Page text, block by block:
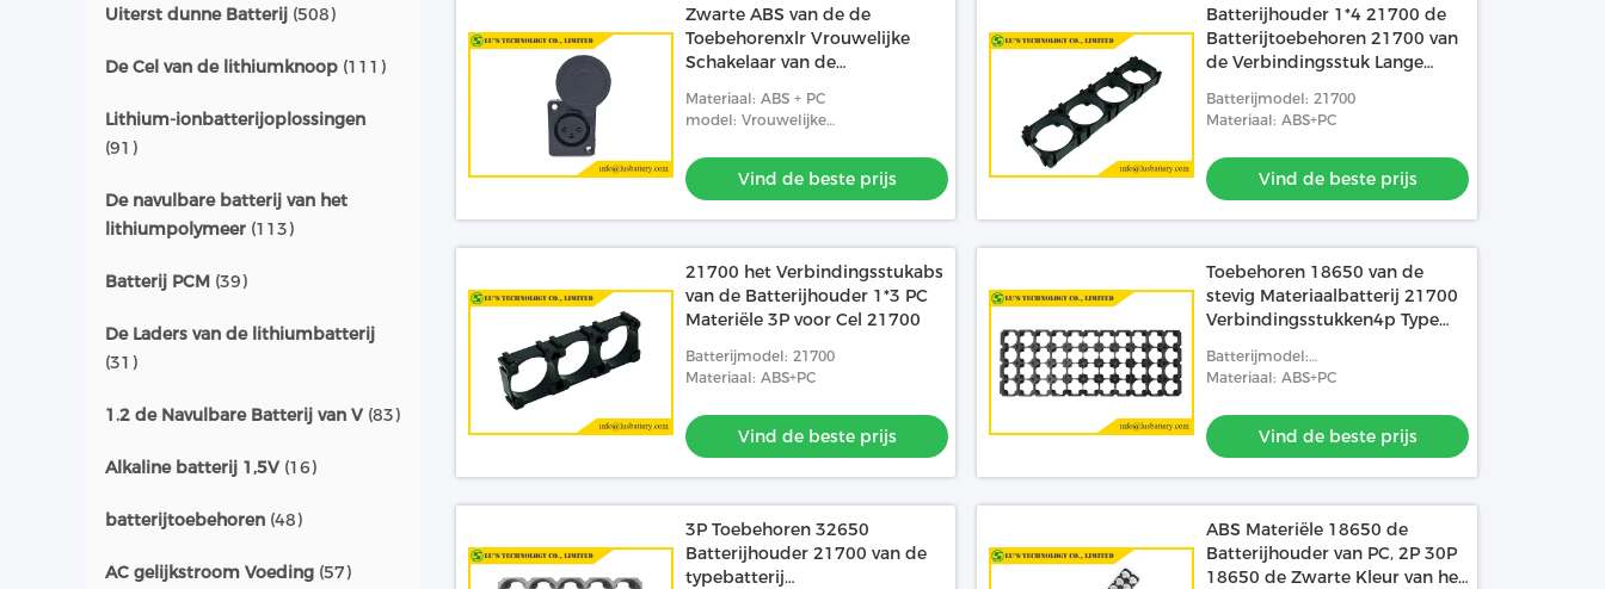
Uiterst dunne Batterij (508)
De Cel van de lithiumknoop (111)
Lithium-ionbatterijoplossingen
(91)
De navulbare batterij van het
lithiumpolymeer (113)
Batterij PCM (39)
De Laders van de lithiumbatterij
(31)
1.2 de Navulbare Batterij van V (83)
Alkaline batterij 1,5V (16)
batterijtoebehoren (48)
AC gelijkstroom Voeding (57)
Zwarte ABS van de de
Toebehorenxlr Vrouwelijke
Schakelaar van de
Materiaal: ABS + PC
model: Vrouwelijke
Vind de beste prijs
Batterijhouder 1*4 21700 de
Batterijtoebehoren 21700 van
de Verbindingsstuk Lange
Batterijmodel: 21700
Materiaal: ABS+PC
Vind de beste prijs
21700 het Verbindingsstukabs
van de Batterijhouder 1*3 PC
Materiële 3P voor Cel 21700
Batterijmodel: 21700
Materiaal: ABS+PC
Vind de beste prijs
Toebehoren 18650 van de
stevig Materiaalbatterij 21700
Verbindingsstukken4p Type
Batterijmodel:
18650/26650/32650/32700/21700
Materiaal: ABS+PC
Vind de beste prijs
3P Toebehoren 32650
Batterijhouder 21700 van de
typebatterij
ABS Materiële 18650 de
Batterijhouder van PC, 2P 30P
18650 de Zwarte Kleur van het